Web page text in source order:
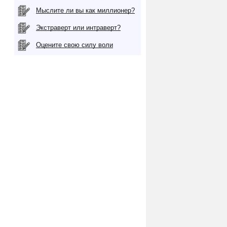
Мыслите ли вы как миллионер?
Экстраверт или интраверт?
Оцените свою силу воли